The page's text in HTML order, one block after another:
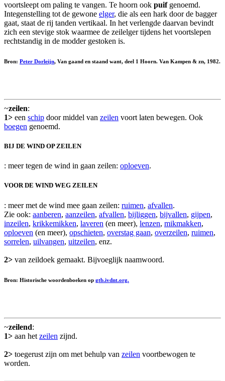
voortsleept om paling te vangen. Te hoorn ook puifgenoemd.
Integenstelling tot de gewone elger, die als een hark door de bagger
gaat, staat de rij tanden vertikaal. In het verlengde daarvan bevindt
zich een stevige stok waarmee de zeilelger tijdens het voortslepen
rechtstandig in de modder gestoken is.
Bron: Peter Dorleijn, Van gaand en staand want, deel 1 Hoorn. Van Kampen & zn, 1982.
~zeilen:
1> een schip door middel van zeilen voort laten bewegen. Ook
boegen genoemd.
BIJ DE WIND OP ZEILEN
: meer tegen de wind in gaan zeilen: oploeven.
VOOR DE WIND WEG ZEILEN
: meer met de wind mee gaan zeilen: ruimen, afvallen.
Zie ook: aanberen, aanzeilen, afvallen, bijliggen, bijvallen, gijpen,
inzeilen, krikkemikken, laveren (en meer), lenzen, mikmakken,
oploeven (en meer), opschieten, overstag gaan, overzeilen, ruimen,
sorrelen, uilvangen, uitzeilen, enz.
2> van zeildoek gemaakt. Bijvoeglijk naamwoord.
Bron: Historische woordenboeken op gtb.ivdnt.org.
~zeilend:
1> aan het zeilen zijnd.
2> toegerust zijn om met behulp van zeilen voortbewogen te
worden.